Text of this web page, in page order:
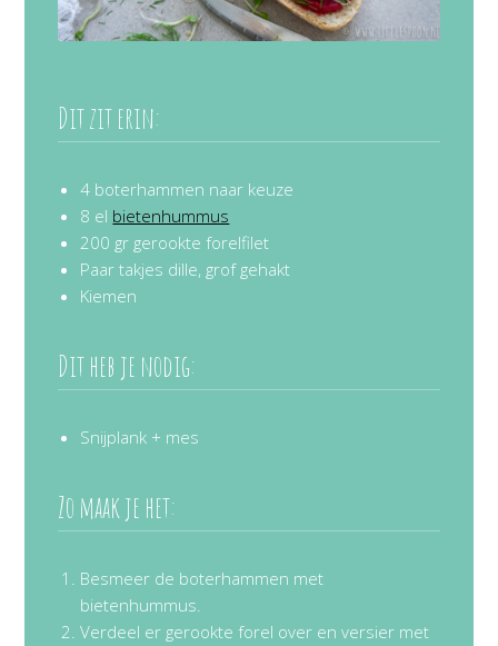
Dit zit erin:
4 boterhammen naar keuze
8 el bietenhummus
200 gr gerookte forelfilet
Paar takjes dille, grof gehakt
Kiemen
Dit heb je nodig:
Snijplank + mes
Zo maak je het:
Besmeer de boterhammen met
bietenhummus.
Verdeel er gerookte forel over en versier met